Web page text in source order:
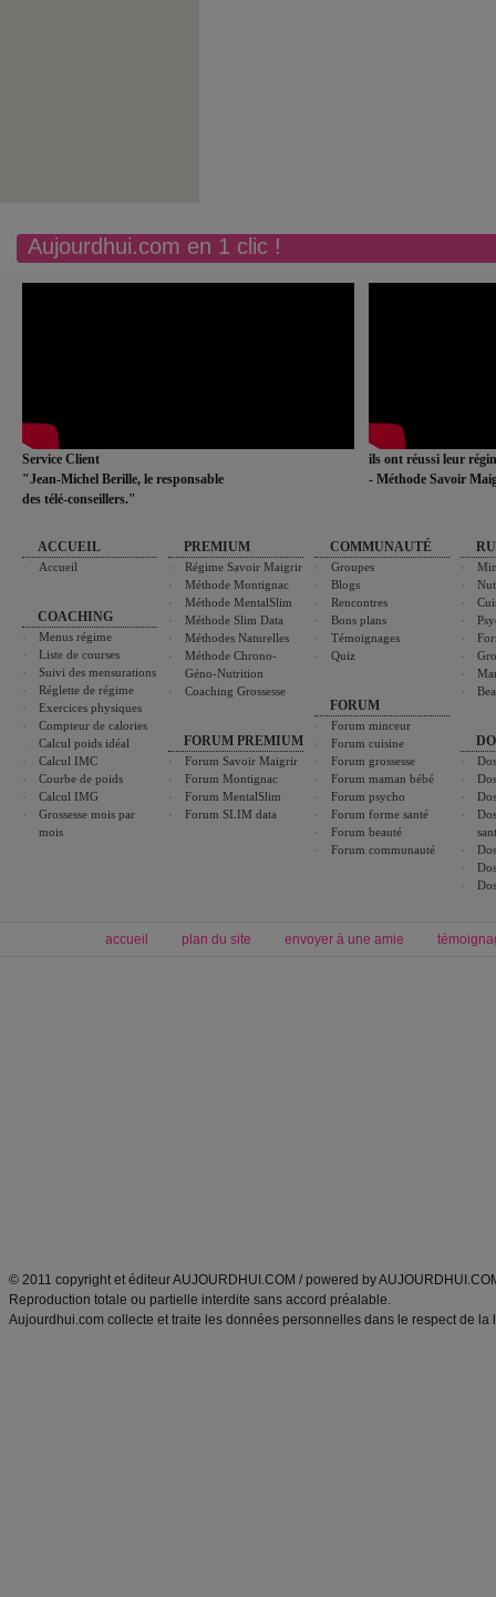
Aujourdhui.com en 1 clic !
Service Client
"Jean-Michel Berille, le responsable
des télé-conseillers."
ils ont réussi leur
- Méthode Savoir
ACCUEIL
Accueil
COACHING
Menus régime
Liste de courses
Suivi des mensurations
Réglette de régime
Exercices physiques
Compteur de calories
Calcul poids idéal
Calcul IMC
Courbe de poids
Calcul IMG
Grossesse mois par
mois
PREMIUM
Régime Savoir Maigrir
Méthode Montignac
Méthode MentalSlim
Méthode Slim Data
Méthodes Naturelles
Méthode Chrono-
Géno-Nutrition
Coaching Grossesse
FORUM PREMIUM
Forum Savoir Maigrir
Forum Montignac
Forum MentalSlim
Forum SLIM data
COMMUNAUTÉ
Groupes
Blogs
Rencontres
Bons plans
Témoignages
Quiz
FORUM
Forum minceur
Forum cuisine
Forum grossesse
Forum maman bébé
Forum psycho
Forum forme santé
Forum beauté
Forum communauté
accueil plan du site envoyer à une amie
© 2011 copyright et éditeur AUJOURDHUI.COM / powered by
Reproduction totale ou partielle interdite sans accord préalable.
Aujourdhui.com collecte et traite les données personnelles dans le respect de